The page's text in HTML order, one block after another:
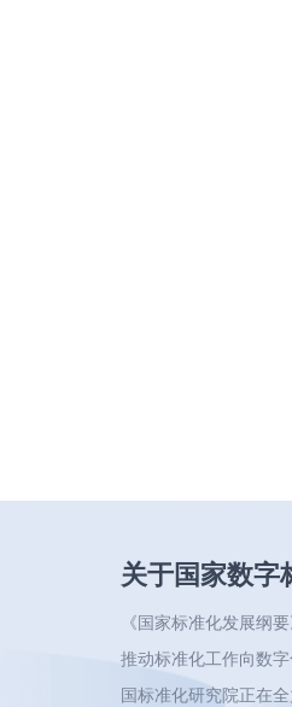
关于国家数字
《国家标准化发展纲
推动标准化工作向数
国标准化研究院正在